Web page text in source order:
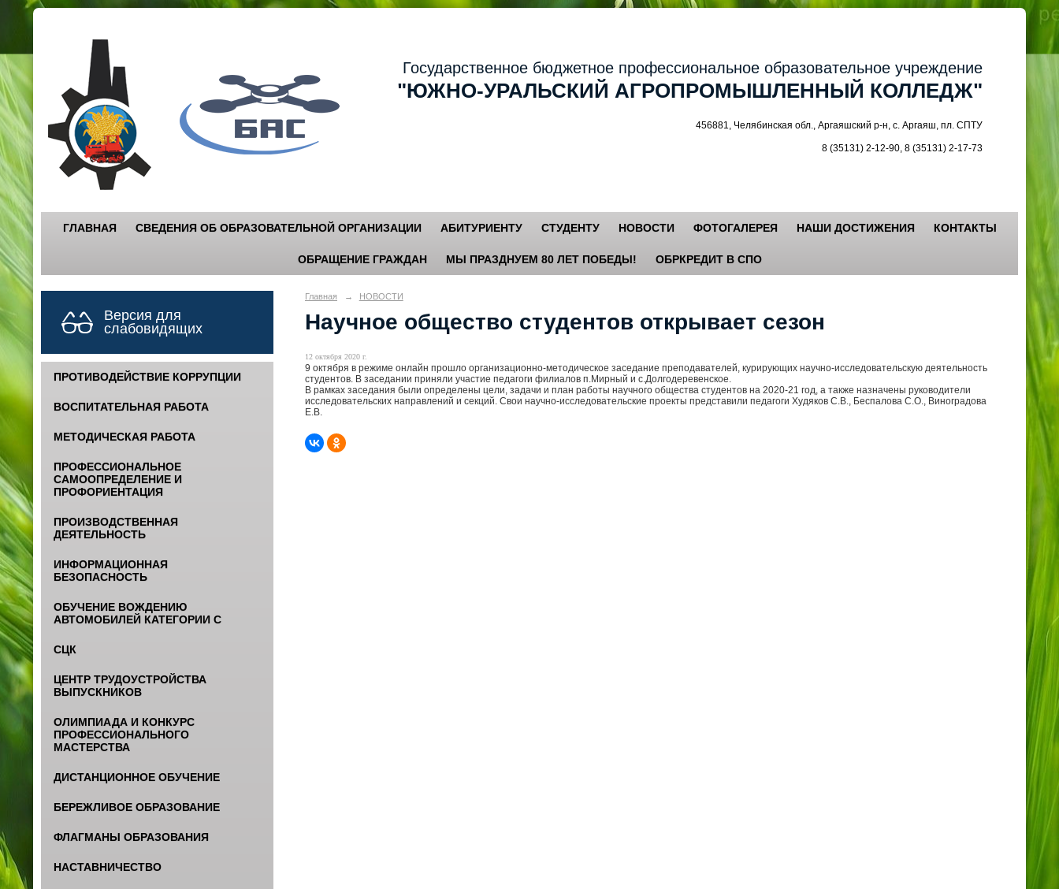
Государственное бюджетное профессиональное образовательное учреждение
"ЮЖНО-УРАЛЬСКИЙ АГРОПРОМЫШЛЕННЫЙ КОЛЛЕДЖ"
456881, Челябинская обл., Аргаяшский р-н, с. Аргаяш, пл. СПТУ
8 (35131) 2-12-90, 8 (35131) 2-17-73
ГЛАВНАЯ СВЕДЕНИЯ ОБ ОБРАЗОВАТЕЛЬНОЙ ОРГАНИЗАЦИИ АБИТУРИЕНТУ СТУДЕНТУ НОВОСТИ ФОТОГАЛЕРЕЯ НАШИ ДОСТИЖЕНИЯ КОНТАКТЫ
ОБРАЩЕНИЕ ГРАЖДАН МЫ ПРАЗДНУЕМ 80 ЛЕТ ПОБЕДЫ! ОБРКРЕДИТ В СПО
Версия для
слабовидящих
ПРОТИВОДЕЙСТВИЕ КОРРУПЦИИ
ВОСПИТАТЕЛЬНАЯ РАБОТА
МЕТОДИЧЕСКАЯ РАБОТА
ПРОФЕССИОНАЛЬНОЕ
САМООПРЕДЕЛЕНИЕ И
ПРОФОРИЕНТАЦИЯ
ПРОИЗВОДСТВЕННАЯ
ДЕЯТЕЛЬНОСТЬ
ИНФОРМАЦИОННАЯ
БЕЗОПАСНОСТЬ
ОБУЧЕНИЕ ВОЖДЕНИЮ
АВТОМОБИЛЕЙ КАТЕГОРИИ С
СЦК
ЦЕНТР ТРУДОУСТРОЙСТВА
ВЫПУСКНИКОВ
ОЛИМПИАДА И КОНКУРС
ПРОФЕССИОНАЛЬНОГО
МАСТЕРСТВА
ДИСТАНЦИОННОЕ ОБУЧЕНИЕ
БЕРЕЖЛИВОЕ ОБРАЗОВАНИЕ
ФЛАГМАНЫ ОБРАЗОВАНИЯ
НАСТАВНИЧЕСТВО
Главная → НОВОСТИ
Научное общество студентов открывает сезон
12 октября 2020 г.
9 октября в режиме онлайн прошло организационно-методическое заседание преподавателей, курирующих научно-исследовательскую деятельность
студентов. В заседании приняли участие педагоги филиалов п.Мирный и с.Долгодеревенское.
В рамках заседания были определены цели, задачи и план работы научного общества студентов на 2020-21 год, а также назначены руководители
исследовательских направлений и секций. Свои научно-исследовательские проекты представили педагоги Худяков С.В., Беспалова С.О., Виноградова
Е.В.